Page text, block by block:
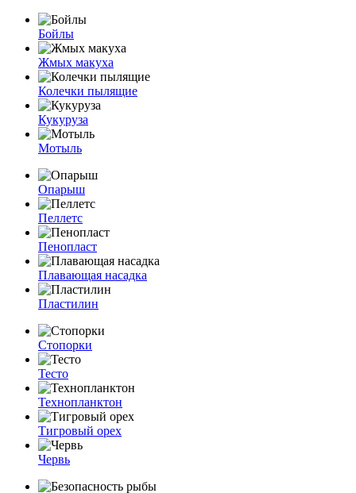
Бойлы
Жмых макуха
Колечки пылящие
Кукуруза
Мотыль
Опарыш
Пеллетс
Пенопласт
Плавающая насадка
Пластилин
Стопорки
Тесто
Технопланктон
Тигровый орех
Червь